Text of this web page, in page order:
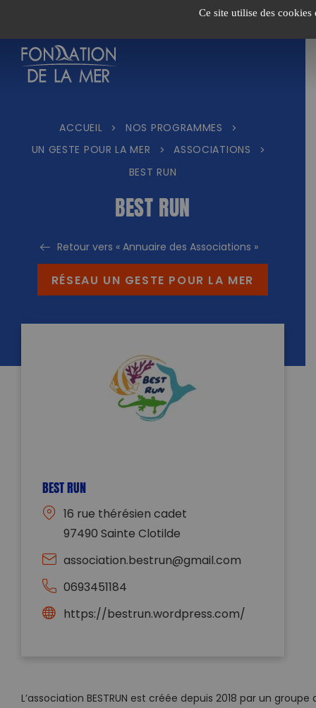
Ce site utilise des
contenu
ACCUEIL > NOS PROGRAMMES
>
UN GESTE POUR LA MER
> ASSOCIATIONS
>
BEST RUN
BEST RUN
Retour vers « Annuaire des Associations »
RÉSEAU UN GESTE POUR LA MER
BEST RUN
16 rue thérésien cadet
97490 Sainte Clotilde
association.bestrun@gmail.com
0693451184
https://bestrun.wordpress.com/
L’association BESTRUN est créée depuis 2018 par un